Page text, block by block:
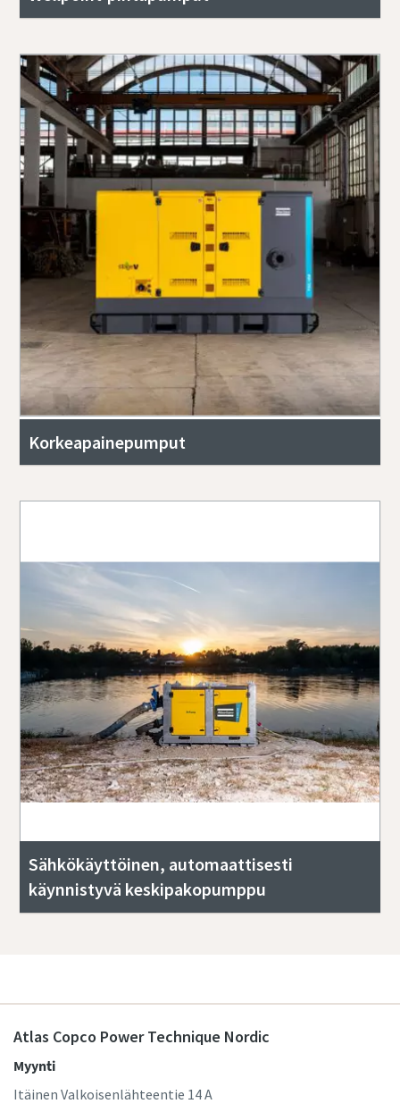
Korkeapainepumput
Sähkökäyttöinen, automaattisesti
käynnistyvä keskipakopumppu
Atlas Copco Power Technique Nordic
Myynti
Itäinen Valkoisenlähteentie 14 A